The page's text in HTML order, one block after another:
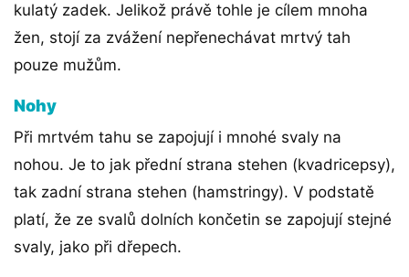
kulatý zadek. Jelikož právě tohle je cílem mnoha
žen, stojí za zvážení nepřenechávat mrtvý tah
pouze mužům.
Nohy
Při mrtvém tahu se zapojují i mnohé svaly na
nohou. Je to jak přední strana stehen (kvadricepsy),
tak zadní strana stehen (hamstringy). V podstatě
platí, že ze svalů dolních končetin se zapojují stejné
svaly, jako při dřepech.